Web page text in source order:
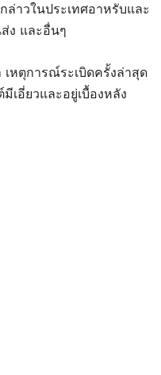
าวในประเทศอาหรับและ
ง และอื่นๆ
หตุการณ์ระเบิดครั้งล่าสุด
อี่ยวและอยู่เบื้องหลัง